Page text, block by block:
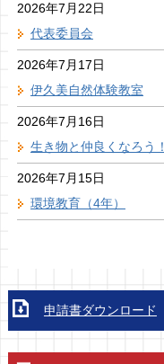
2026年7月22日
代表委員会
2026年7月17日
伊久美自然体験教室
2026年7月16日
生き物と仲良くなろう！
2026年7月15日
環境教育（4年）
申請書ダウンロード